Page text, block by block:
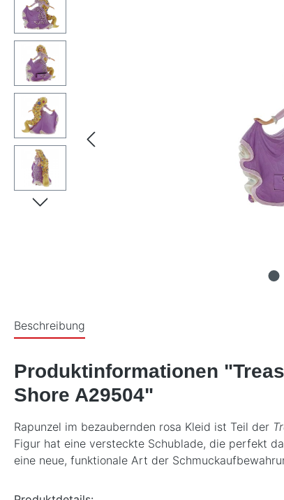
Beschreibung
Produktinformationen
Shore A29504"
Rapunzel im bezaubernden rosa Kleid ist Teil der
Figur hat eine versteckte Schublade, die perfekt
eine neue, funktionale Art der